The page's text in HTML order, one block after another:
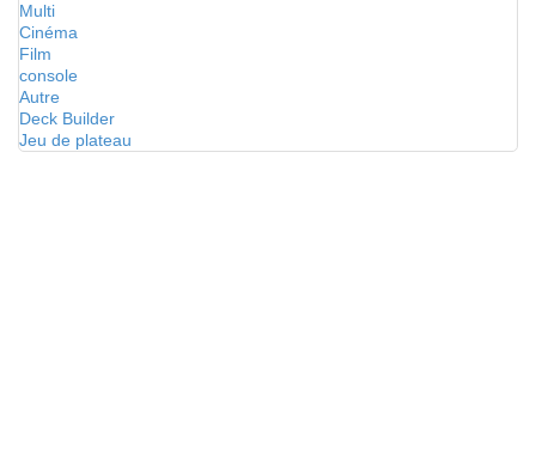
Multi
Cinéma
Film
console
Autre
Deck Builder
Jeu de plateau